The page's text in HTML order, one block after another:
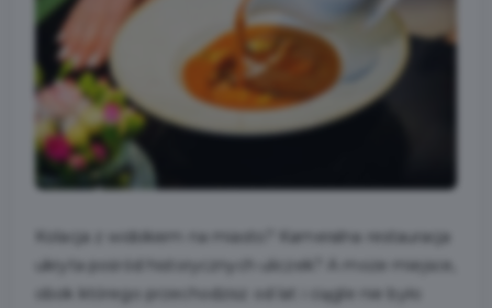
Kolacja z widokiem na miasto? Kameralna restauracja
ukryta pośród historycznych uliczek? A może miejsce,
obok którego przechodzisz od lat i ciągle nie było